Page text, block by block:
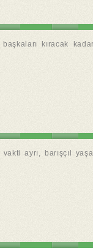
kıracak
ayrı, barışçıl